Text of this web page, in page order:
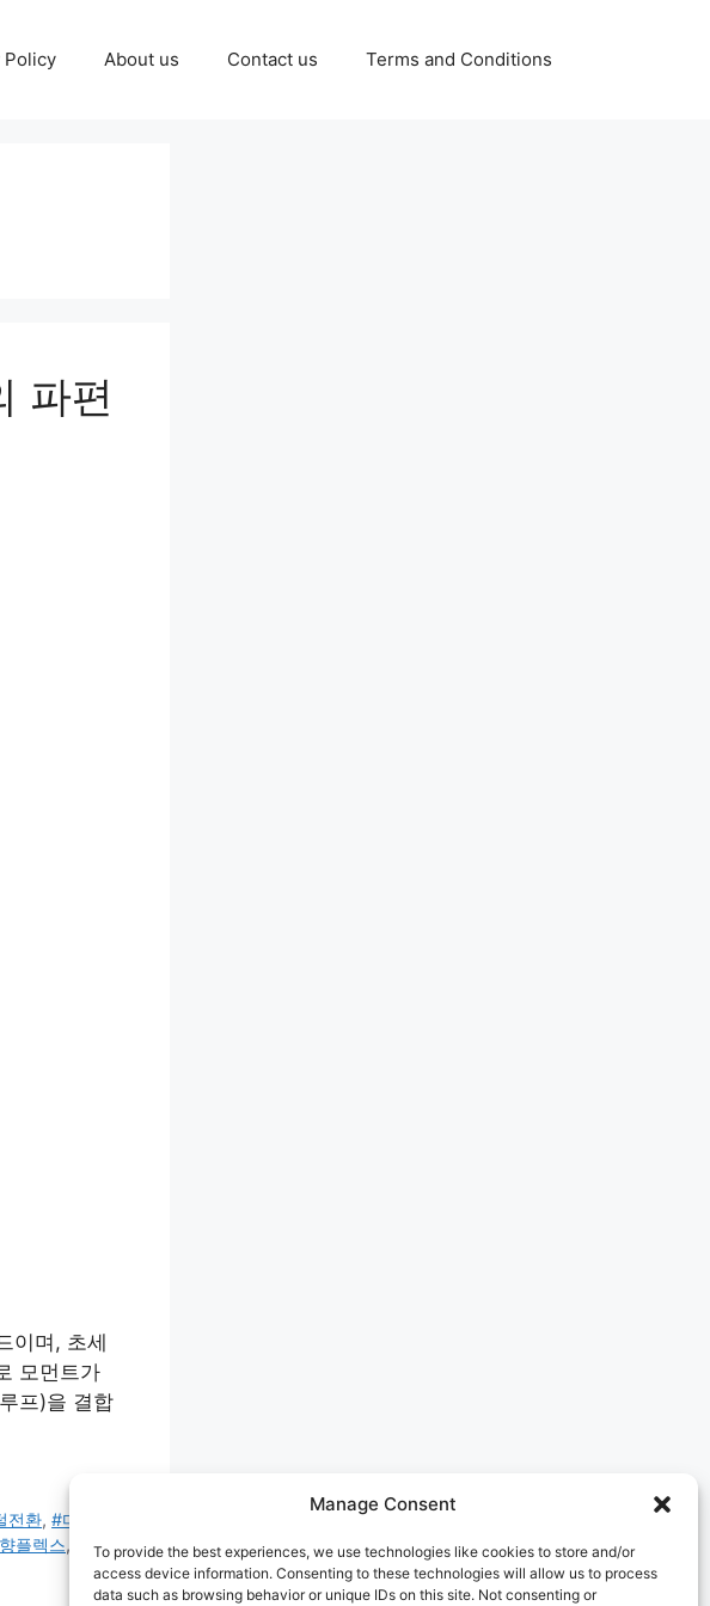
Manage Consent
To provide the best experiences, we use technologies like cookies to store and/or
access device information. Consenting to these technologies will allow us to process
data such as browsing behavior or unique IDs on this site. Not consenting or
Policy About us Contact us Terms and Conditions
파편
이며, 초세
모먼트가
프)을 결합
전환,#마이크
플렉스,
#트렌